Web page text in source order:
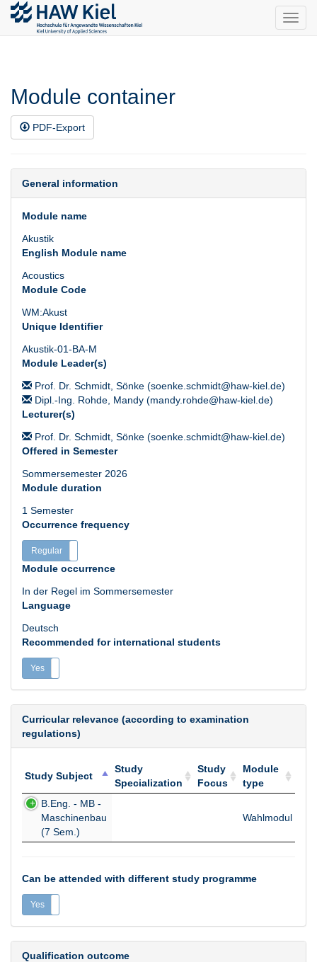
Module container
PDF-Export
General information
Module name
Akustik
English Module name
Acoustics
Module Code
WM:Akust
Unique Identifier
Akustik-01-BA-M
Module Leader(s)
Prof. Dr. Schmidt, Sönke (soenke.schmidt@haw-kiel.de)
Dipl.-Ing. Rohde, Mandy (mandy.rohde@haw-kiel.de)
Lecturer(s)
Prof. Dr. Schmidt, Sönke (soenke.schmidt@haw-kiel.de)
Offered in Semester
Sommersemester 2026
Module duration
1 Semester
Occurrence frequency
Regular
Module occurrence
In der Regel im Sommersemester
Language
Deutsch
Recommended for international students
Yes
Curricular relevance (according to examination
regulations)
Study Subject
Study
Specialization
Study
Focus
Module
type
Study Subject
type
B.Eng. - MB -
Maschinenbau
(7 Sem.)
Wahlmodul
Can be attended with different study programme
Yes
Qualification outcome